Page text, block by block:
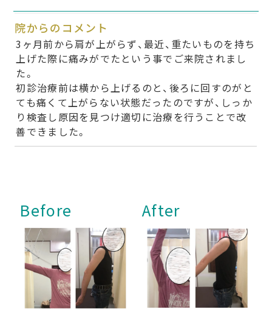
院からのコメント
3ヶ月前から肩が上がらず、最近、重たいものを持ち
上げた際に痛みがでたという事でご来院されまし
た。
初診治療前は横から上げるのと、後ろに回すのがと
ても痛くて上がらない状態だったのですが、しっか
り検査し原因を見つけ適切に治療を行うことで改
善できました。
Before After